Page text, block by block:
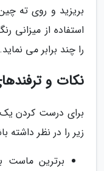
بریزید و روی ته
استفاده از میزانی
را چند برابر می نماید.
نکات و
برای درست کردن
زیر را در نظر داشته
برترین ماست